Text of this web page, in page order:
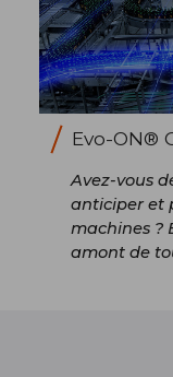
Evo-ON®
Avez-vous
anticiper et
machines ?
amont de